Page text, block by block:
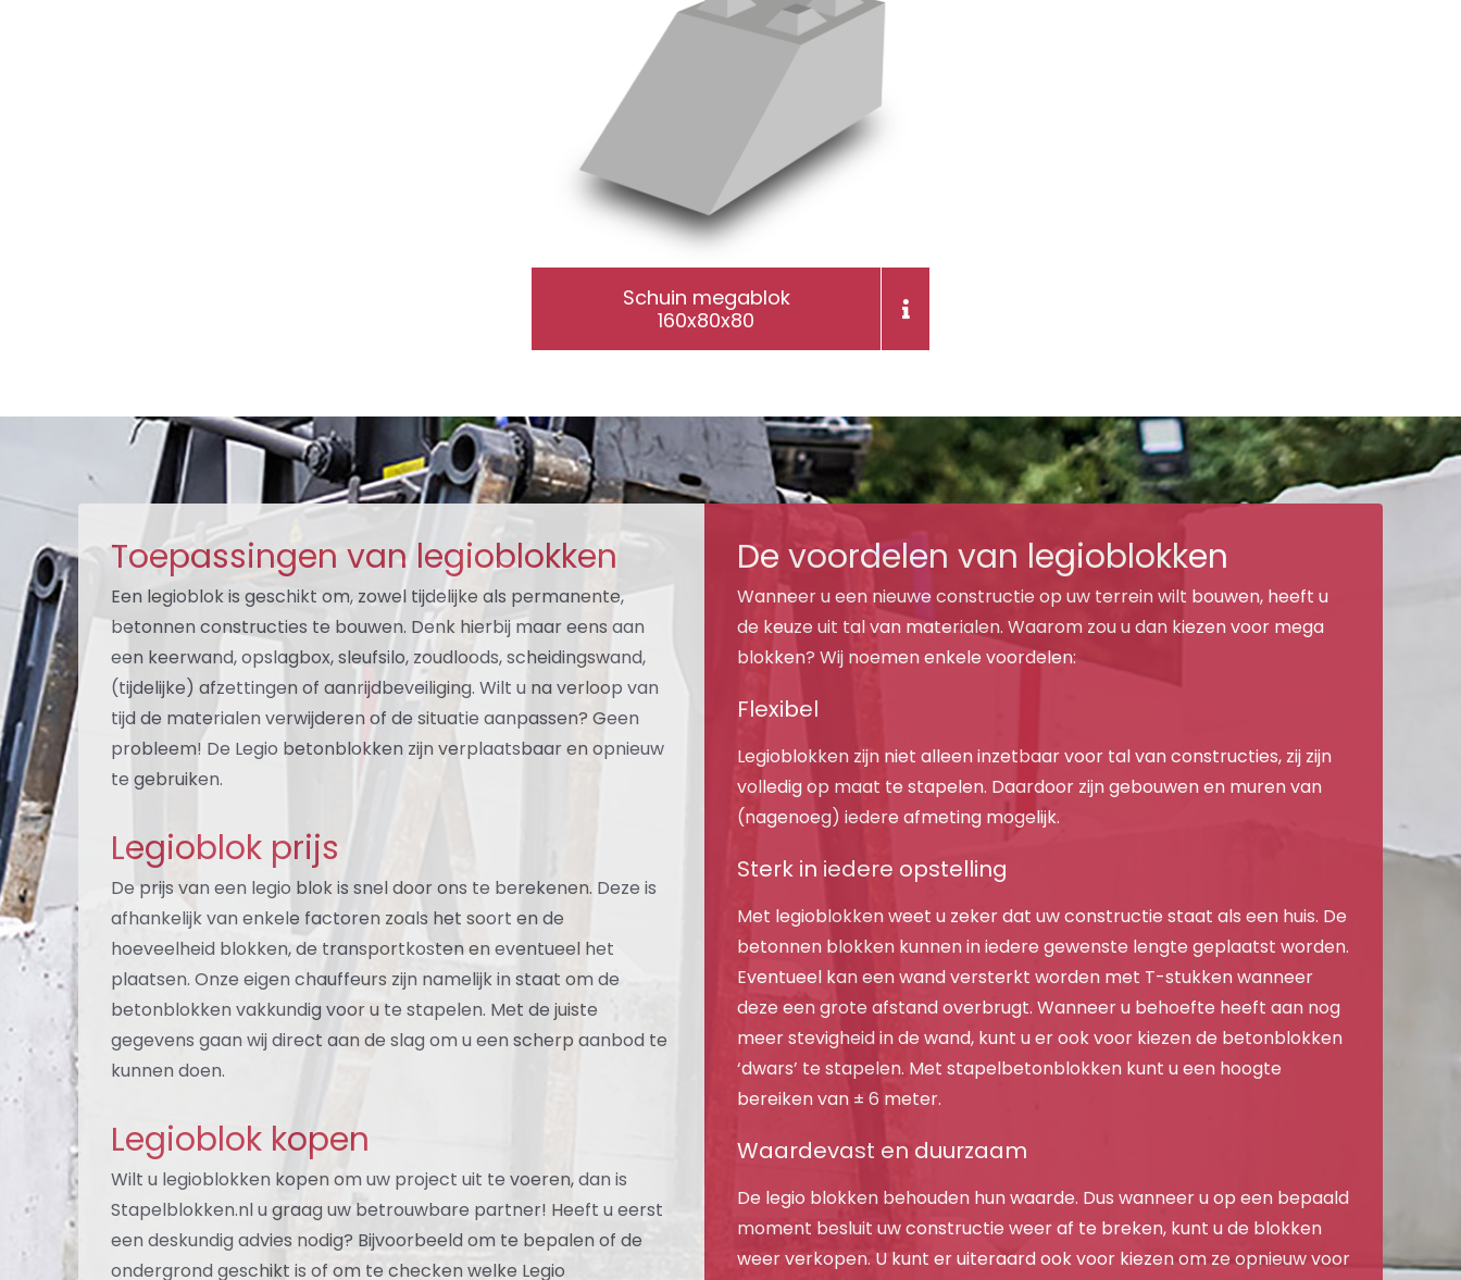
Schuin megablok
160x80x80
Toepassingen van legioblokken
Een legioblok is geschikt om, zowel tijdelijke als permanente,
betonnen constructies te bouwen. Denk hierbij maar eens aan
een keerwand, opslagbox, sleufsilo, zoudloods, scheidingswand,
(tijdelijke) afzettingen of aanrijdbeveiliging. Wilt u na verloop van
tijd de materialen verwijderen of de situatie aanpassen? Geen
probleem! De Legio betonblokken zijn verplaatsbaar en opnieuw
te gebruiken.
Legioblok prijs
De prijs van een legio blok is snel door ons te berekenen. Deze is
afhankelijk van enkele factoren zoals het soort en de
hoeveelheid blokken, de transportkosten en eventueel het
plaatsen. Onze eigen chauffeurs zijn namelijk in staat om de
betonblokken vakkundig voor u te stapelen. Met de juiste
gegevens gaan wij direct aan de slag om u een scherp aanbod te
kunnen doen.
Legioblok kopen
Wilt u legioblokken kopen om uw project uit te voeren, dan is
Stapelblokken.nl u graag uw betrouwbare partner! Heeft u eerst
een deskundig advies nodig? Bijvoorbeeld om te bepalen of de
ondergrond geschikt is of om te checken welke Legio
De voordelen van legioblokken
Wanneer u een nieuwe constructie op uw terrein wilt bouwen, heeft u
de keuze uit tal van materialen. Waarom zou u dan kiezen voor mega
blokken? Wij noemen enkele voordelen:
Flexibel
Legioblokken zijn niet alleen inzetbaar voor tal van constructies, zij zijn
volledig op maat te stapelen. Daardoor zijn gebouwen en muren van
(nagenoeg) iedere afmeting mogelijk.
Sterk in iedere opstelling
Met legioblokken weet u zeker dat uw constructie staat als een huis. De
betonnen blokken kunnen in iedere gewenste lengte geplaatst worden.
Eventueel kan een wand versterkt worden met T-stukken wanneer
deze een grote afstand overbrugt. Wanneer u behoefte heeft aan nog
meer stevigheid in de wand, kunt u er ook voor kiezen de betonblokken
‘dwars’ te stapelen. Met stapelbetonblokken kunt u een hoogte
bereiken van ± 6 meter.
Waardevast en duurzaam
De legio blokken behouden hun waarde. Dus wanneer u op een bepaald
moment besluit uw constructie weer af te breken, kunt u de blokken
weer verkopen. U kunt er uiteraard ook voor kiezen om ze opnieuw voor